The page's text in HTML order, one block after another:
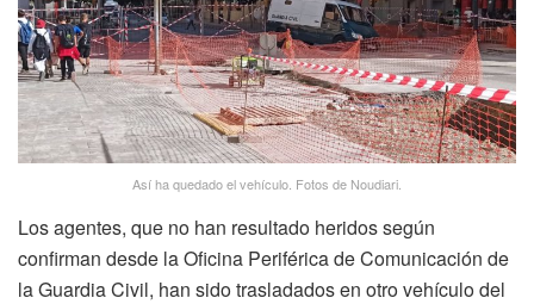
Así ha quedado el vehículo. Fotos de Noudiari.
Los agentes, que no han resultado heridos según
confirman desde la Oficina Periférica de Comunicación de
la Guardia Civil, han sido trasladados en otro vehículo del